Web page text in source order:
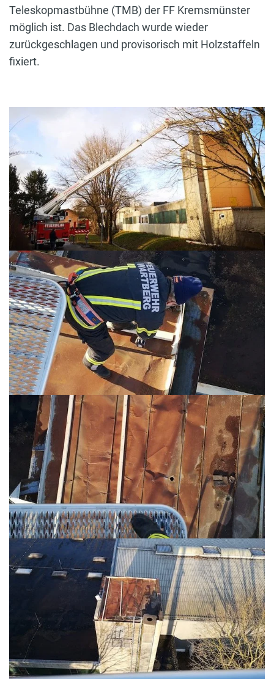
Teleskopmastbühne (TMB) der FF Kremsmünster
möglich ist. Das Blechdach wurde wieder
zurückgeschlagen und provisorisch mit Holzstaffeln
fixiert.